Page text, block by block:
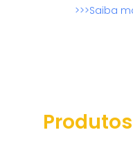
>>>Saiba